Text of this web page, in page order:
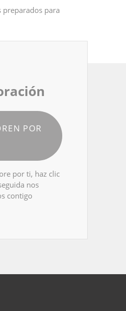
preparados para
POR
por ti, haz clic
nos
contigo